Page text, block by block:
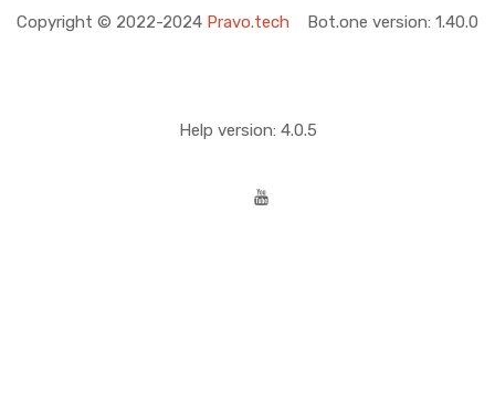
Copyright © 2022-2024 Pravo.tech Bot.one version: 1.40.0
Help version: 4.0.5